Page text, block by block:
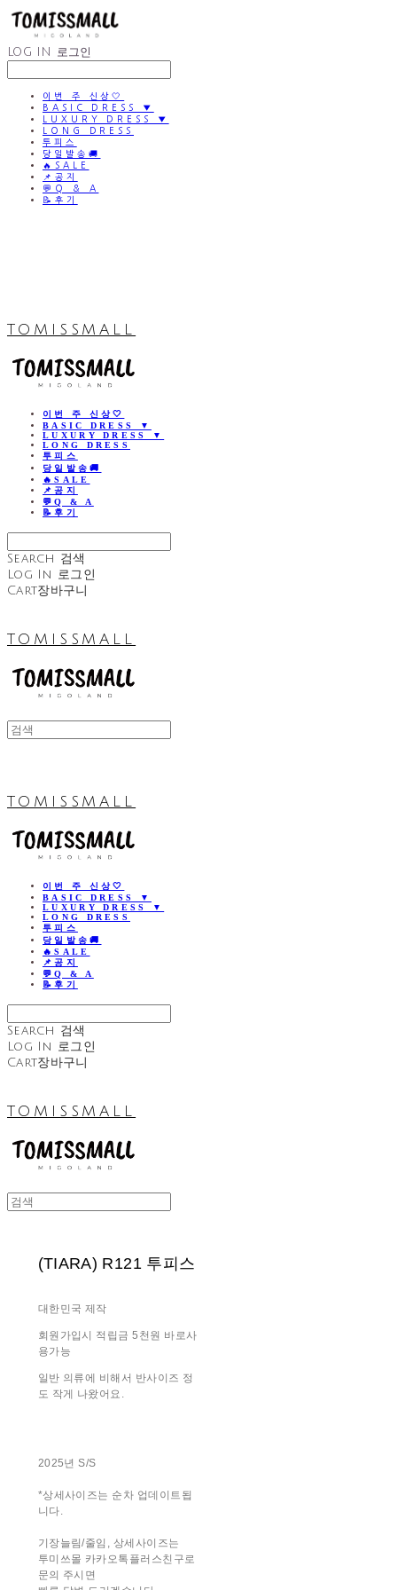
LOG IN 로그인
이번 주 신상🤍
BASIC DRESS ▼
LUXURY DRESS ▼
LONG DRESS
투피스
당일발송🚚
🔥SALE
📌공지
💬Q & A
📝후기
TOMISSMALL
이번 주 신상🤍
BASIC DRESS ▼
LUXURY DRESS ▼
LONG DRESS
투피스
당일발송🚚
🔥SALE
📌공지
💬Q & A
📝후기
Search 검색
Log In 로그인
Cart장바구니
TOMISSMALL
TOMISSMALL
이번 주 신상🤍
BASIC DRESS ▼
LUXURY DRESS ▼
LONG DRESS
투피스
당일발송🚚
🔥SALE
📌공지
💬Q & A
📝후기
Search 검색
Log In 로그인
Cart장바구니
TOMISSMALL
(TIARA) R121 투피스
대한민국 제작
회원가입시 적립금 5천원 바로사
용가능
일반 의류에 비해서 반사이즈 정
도 작게 나왔어요.
2025년 S/S
*상세사이즈는 순차 업데이트됩
니다.
기장늘림/줄임, 상세사이즈는
투미쓰몰 카카오톡플러스친구로
문의 주시면